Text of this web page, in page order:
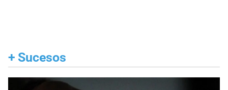
+ Sucesos